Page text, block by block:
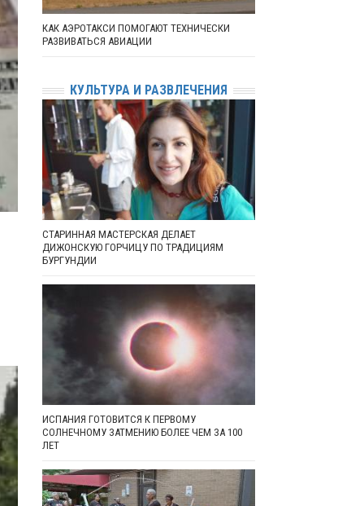
КАК АЭРОТАКСИ ПОМОГАЮТ ТЕХНИЧЕСКИ
РАЗВИВАТЬСЯ АВИАЦИИ
КУЛЬТУРА И РАЗВЛЕЧЕНИЯ
СТАРИННАЯ МАСТЕРСКАЯ ДЕЛАЕТ
ДИЖОНСКУЮ ГОРЧИЦУ ПО ТРАДИЦИЯМ
БУРГУНДИИ
ИСПАНИЯ ГОТОВИТСЯ К ПЕРВОМУ
СОЛНЕЧНОМУ ЗАТМЕНИЮ БОЛЕЕ ЧЕМ ЗА 100
ЛЕТ